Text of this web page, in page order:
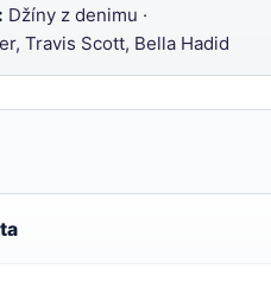
Džíny z denimu ·
Travis Scott, Bella Hadid